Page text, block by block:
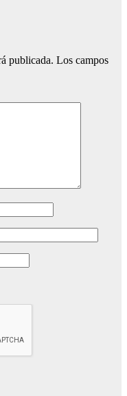
publicada. Los campos